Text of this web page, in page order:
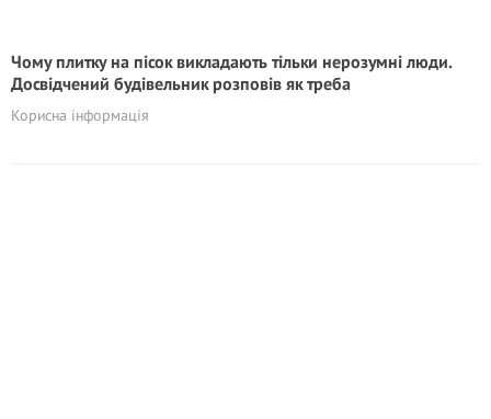
Чому плитку на пісок викладають тільки нерозумні люди.
Досвідчений будівельник розповів як треба
Корисна інформація